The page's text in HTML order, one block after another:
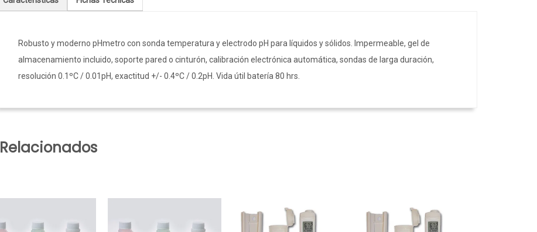
Robusto y moderno pHmetro con sonda temperatura y electrodo pH para líquidos y sólidos. Impermeable, gel de
almacenamiento incluido, soporte pared o cinturón, calibración electrónica automática, sondas de larga duración,
resolución 0.1ºC / 0.01pH, exactitud +/- 0.4ºC / 0.2pH. Vida útil batería 80 hrs.
Relacionados